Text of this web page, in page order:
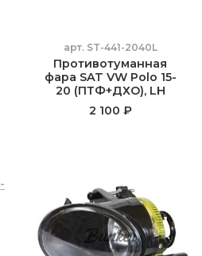
арт. ST-441-2040L
Противотуманная
фара SAT VW Polo 15-
20 (ПТФ+ДХО), LH
2 100 ₽